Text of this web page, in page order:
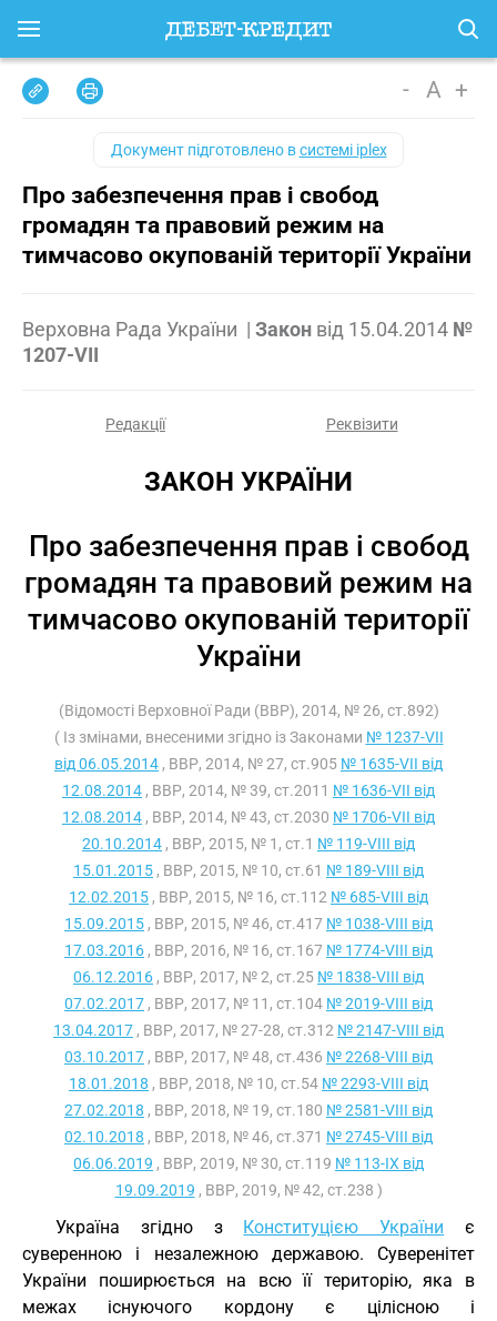
- A +
Документ підготовлено всистемі iplex
Про забезпечення прав і свобод
громадян та правовий режим на
тимчасово окупованій території України
Верховна Рада України | Закон від 15.04.2014 №
1207-VII
Редакції Реквізити
ЗАКОН УКРАЇНИ
Про забезпечення прав і свобод
громадян та правовий режим на
тимчасово окупованій території
України
(Відомості Верховної Ради (ВВР), 2014, № 26, ст.892)
( Із змінами, внесеними згідно із Законами № 1237-VII
від 06.05.2014 , ВВР, 2014, № 27, ст.905 № 1635-VII від
12.08.2014 , ВВР, 2014, № 39, ст.2011 № 1636-VII від
12.08.2014 , ВВР, 2014, № 43, ст.2030 № 1706-VII від
20.10.2014 , ВВР, 2015, № 1, ст.1 № 119-VIII від
15.01.2015 , ВВР, 2015, № 10, ст.61 № 189-VIII від
12.02.2015 , ВВР, 2015, № 16, ст.112 № 685-VIII від
15.09.2015 , ВВР, 2015, № 46, ст.417 № 1038-VIII від
17.03.2016 , ВВР, 2016, № 16, ст.167 № 1774-VIII від
06.12.2016 , ВВР, 2017, № 2, ст.25 № 1838-VIII від
07.02.2017 , ВВР, 2017, № 11, ст.104 № 2019-VIII від
13.04.2017 , ВВР, 2017, № 27-28, ст.312 № 2147-VIII від
03.10.2017 , ВВР, 2017, № 48, ст.436 № 2268-VIII від
18.01.2018 , ВВР, 2018, № 10, ст.54 № 2293-VIII від
27.02.2018 , ВВР, 2018, № 19, ст.180 № 2581-VIII від
02.10.2018 , ВВР, 2018, № 46, ст.371 № 2745-VIII від
06.06.2019 , ВВР, 2019, № 30, ст.119 № 113-IX від
19.09.2019 , ВВР, 2019, № 42, ст.238 )
Україна згідно з Конституцією України є
суверенною і незалежною державою. Суверенітет
України поширюється на всю її територію, яка в
межах існуючого кордону є цілісною і